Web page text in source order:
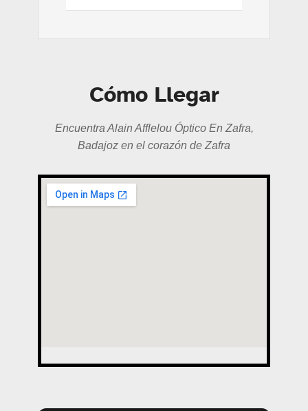
Cómo Llegar
Encuentra Alain Afflelou Óptico En Zafra,
Badajoz en el corazón de Zafra